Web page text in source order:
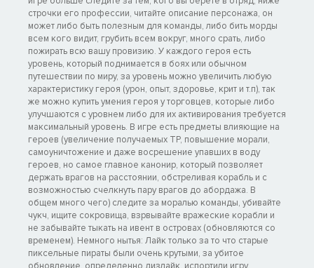
строчки его профессии, читайте описание персонажа, он
может либо быть полезным для команды, либо бить морды
всем кого видит, грубить всем вокруг, много срать, либо
пожирать всю вашу провизию. У каждого героя есть
уровень, который поднимается в боях или обычном
путешествии по миру, за уровень можно увеличить любую
характеристику героя (урон, опыт, здоровье, крит и т.п), так
же можно купить умения героя у торговцев, которые либо
улучшаются с уровнем либо для их активирования требуется
максимальный уровень. В игре есть предметы влияющие на
героев (увеличение получаемых TP, повышение морали,
самоуничтожение и даже восрешение упавших в воду
героев, но самое главное канонир, который позволяет
держать врагов на расстоянии, обстреливая корабль и с
возможностью счелкнуть пару врагов до абордажа. В
общем много чего) следите за моралью команды, убивайте
чукч, ищите сокровища, взрвывайте вражеские корабли и
не забывайте тыкать на ивент в островах (обновляются со
временем). Немного нытья: Лайк только за то что старые
пиксельные пираты были очень крутыми, за убитое